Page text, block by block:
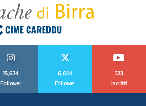
15,674
Follower
6,014
Follower
323
Iscritti